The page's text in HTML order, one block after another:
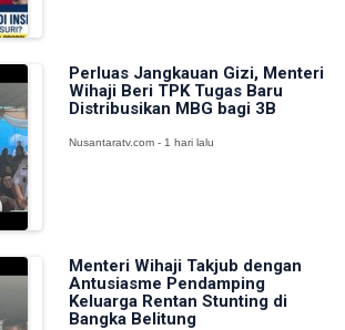
Perluas Jangkauan Gizi, Menteri
Wihaji Beri TPK Tugas Baru
Distribusikan MBG bagi 3B
Nusantaratv.com - 1 hari lalu
Menteri Wihaji Takjub dengan
Antusiasme Pendamping
Keluarga Rentan Stunting di
Bangka Belitung